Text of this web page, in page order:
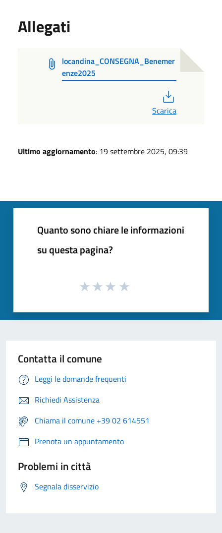
Allegati
locandina_CONSEGNA_Benemer
enze2025
Scarica
Ultimo aggiornamento: 19 settembre 2025, 09:39
Quanto sono chiare le informazioni
su questa pagina?
Contatta il comune
Leggi le domande frequenti
Richiedi Assistenza
Chiama il comune +39 02 614551
Prenota un appuntamento
Problemi in città
Segnala disservizio